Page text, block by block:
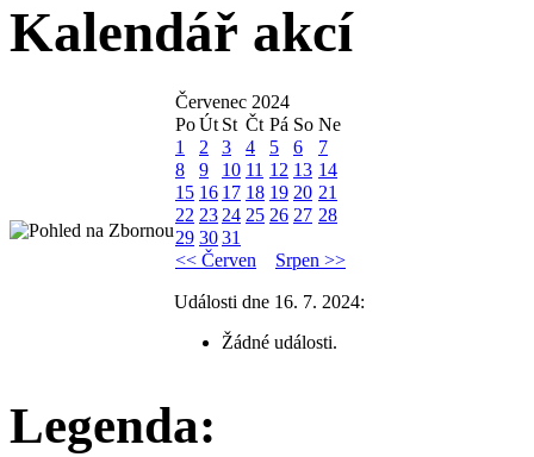
Kalendář akcí
Červenec 2024
PoÚt St Čt Pá So Ne
1
2 3 4 5 6
7
8
9 10 11 12 13 14
15 16 17 18 19 20 21
22 23 24 25 26 27 28
29 3031
<< Červen
Srpen >>
Události dne 16. 7. 2024:
Žádné události.
Legenda: